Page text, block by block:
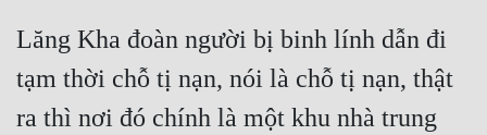
Lăng Kha đoàn người bị binh lính dẫn đi
tạm thời chỗ tị nạn, nói là chỗ tị nạn, thật
ra thì nơi đó chính là một khu nhà trung